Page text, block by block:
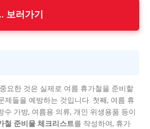
보러가기
요한 것은 실제로 여름 휴가철을 준비할
제들을 예방하는 것입니다. 첫째, 여름 휴
가방, 여름용 의류, 개인 위생용품 등이
철 준비물 체크리스트를 작성하여, 휴가